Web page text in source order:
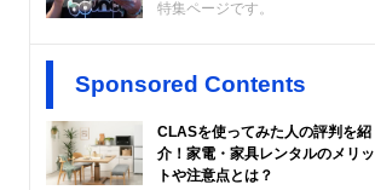
特集ページです。
Sponsored Contents
CLASを使ってみた人の評判を紹
介！家電・家具レンタルのメリッ
トや注意点とは？